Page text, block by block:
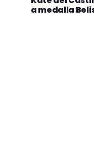
a medalla